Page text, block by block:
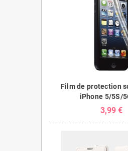
Film de protection
iPhone 5/5S/
3,99 €